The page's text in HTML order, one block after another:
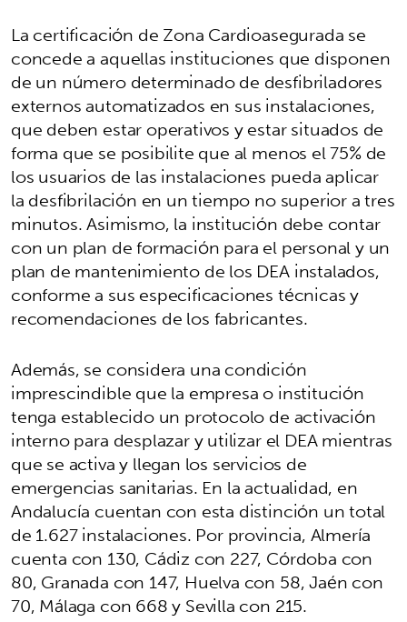
La certificación de Zona Cardioasegurada se
concede a aquellas instituciones que disponen
de un número determinado de desfibriladores
externos automatizados en sus instalaciones,
que deben estar operativos y estar situados de
forma que se posibilite que al menos el 75% de
los usuarios de las instalaciones pueda aplicar
la desfibrilación en un tiempo no superior a tres
minutos. Asimismo, la institución debe contar
con un plan de formación para el personal y un
plan de mantenimiento de los DEA instalados,
conforme a sus especificaciones técnicas y
recomendaciones de los fabricantes.
Además, se considera una condición
imprescindible que la empresa o institución
tenga establecido un protocolo de activación
interno para desplazar y utilizar el DEA mientras
que se activa y llegan los servicios de
emergencias sanitarias. En la actualidad, en
Andalucía cuentan con esta distinción un total
de 1.627 instalaciones. Por provincia, Almería
cuenta con 130, Cádiz con 227, Córdoba con
80, Granada con 147, Huelva con 58, Jaén con
70, Málaga con 668 y Sevilla con 215.